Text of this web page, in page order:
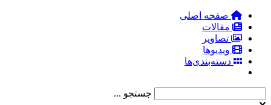
صفحه اصلی
مقالات
تصاویر
ویدیوها
دسته‌بندی‌ها
جستجو ...